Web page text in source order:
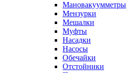
Мановакуумметры
Мензурки
Мешалки
Муфты
Насадки
Насосы
Обечайки
Отстойники